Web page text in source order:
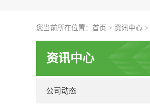
您当前所在位置： 首页 > 资讯中心 >
资讯中心
公司动态